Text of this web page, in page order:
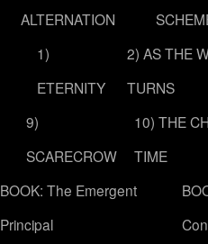
ALTERNATION
1)
ETERNITY
2) AS THE
TURNS
9)
SCARECROW
10) THE
TIME
BOOK: The Emergent
Principal